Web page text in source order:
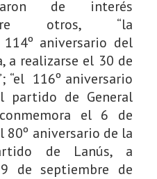
de interés
otros, “la
aniversario del
a realizarse el 30 de
“el 116º aniversario
partido de General
el 6 de
80º aniversario de la
de Lanús, a
de septiembre de